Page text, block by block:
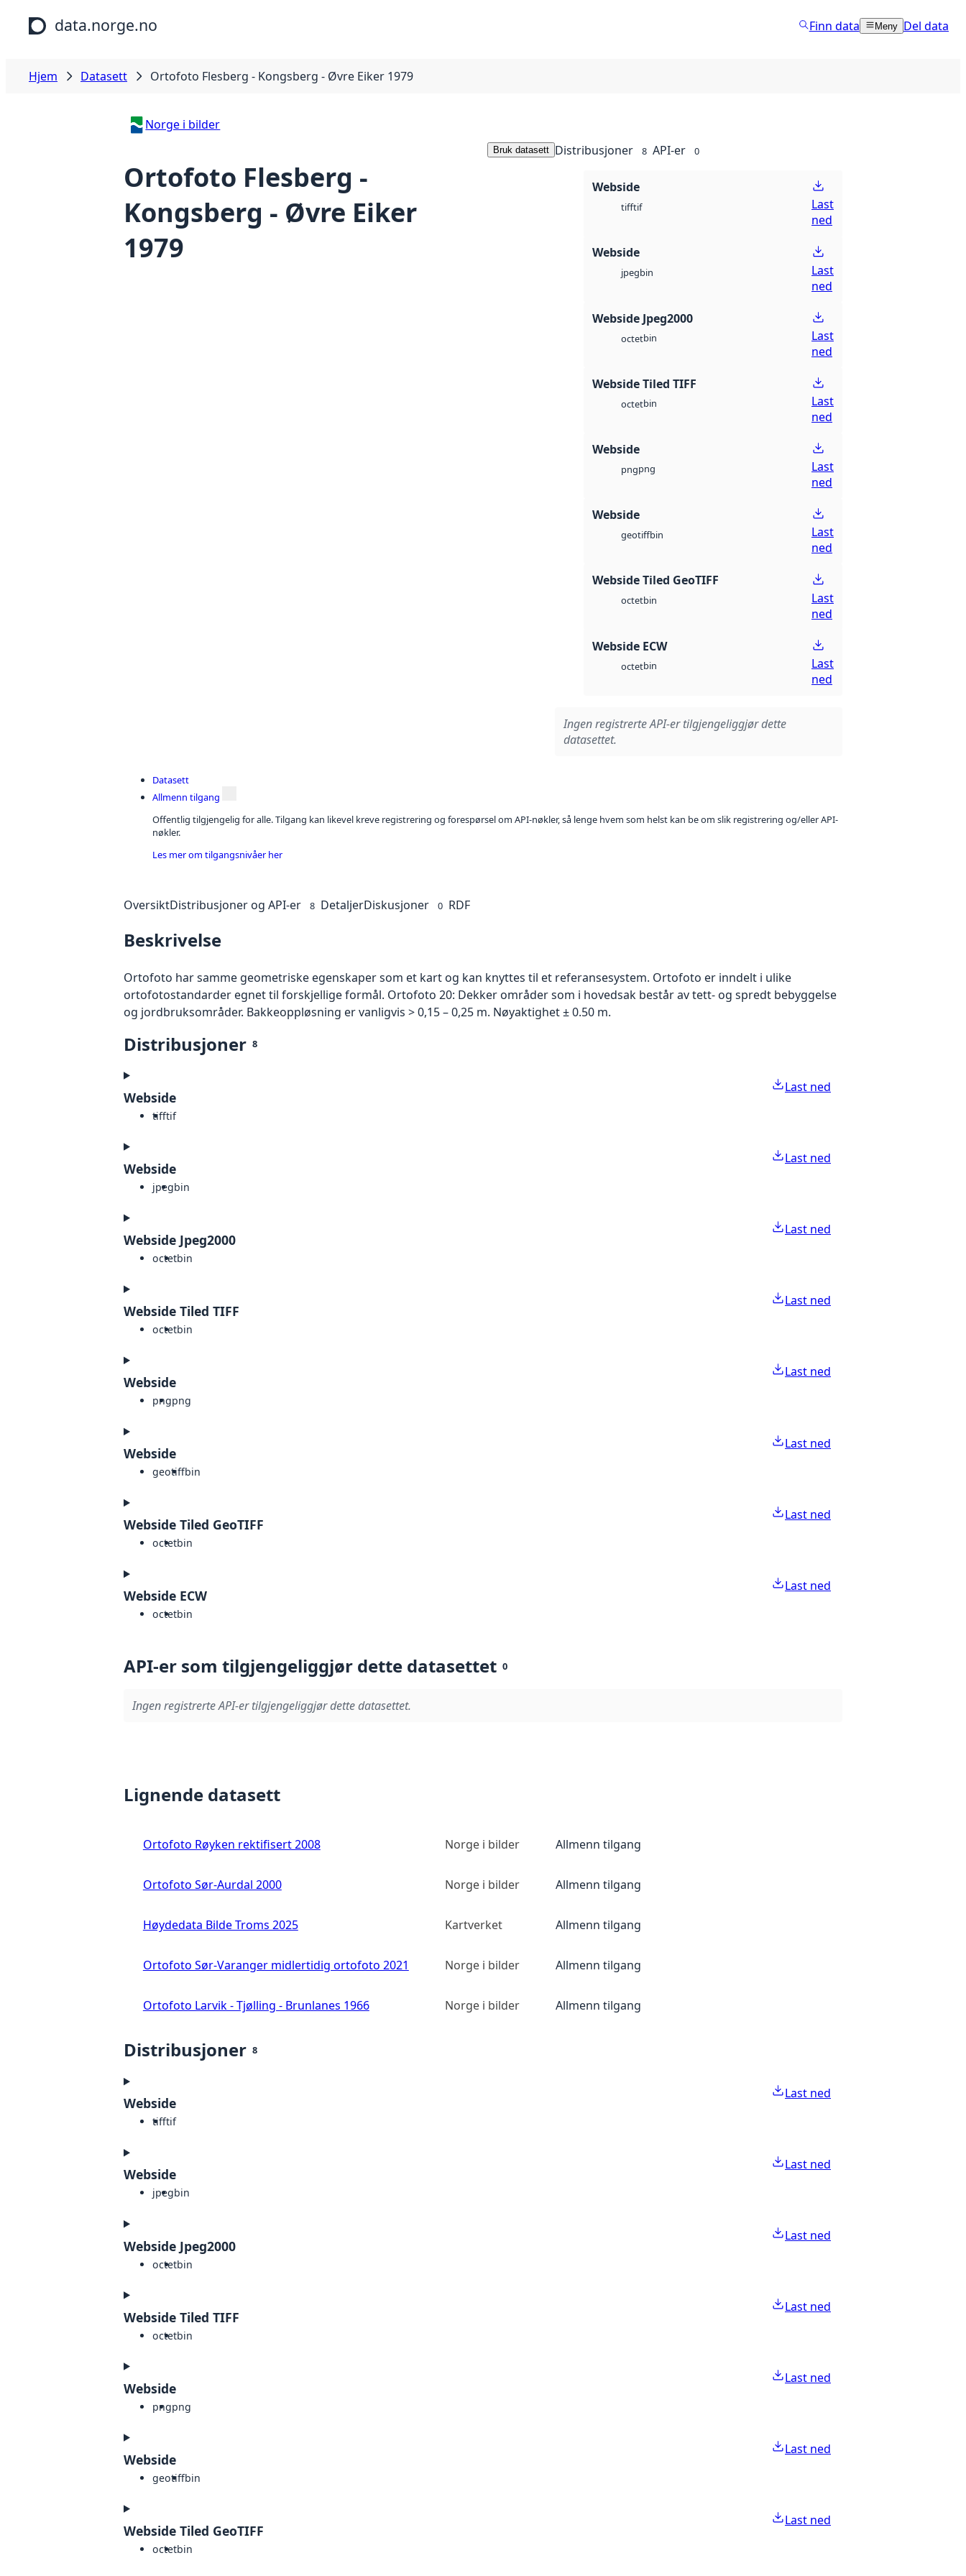
Hopp til hovedinnhold
data.norge.no Finn data Meny Del data
Hjem Datasett Ortofoto Flesberg - Kongsberg - Øvre Eiker 1979
Norge i bilder
Ortofoto Flesberg -
Kongsberg - Øvre Eiker
1979
Bruk datasett Distribusjoner 8 API-er 0
Webside
tifftif
Last
ned
Webside
jpegbin
Last
ned
Webside Jpeg2000
octetbin
Last
ned
Webside Tiled TIFF
octetbin
Last
ned
Webside
pngpng
Last
ned
Webside
geotiffbin
Last
ned
Webside Tiled GeoTIFF
octetbin
Last
ned
Webside ECW
octetbin
Last
ned
Ingen registrerte API-er tilgjengeliggjør dette
datasettet.
Datasett
Allmenn tilgang
Offentlig tilgjengelig for alle. Tilgang kan likevel kreve registrering og forespørsel om API-nøkler, så lenge hvem som helst kan be om slik registrering og/eller API-
nøkler.
Les mer om tilgangsnivåer her
OversiktDistribusjoner og API-er 8 DetaljerDiskusjoner 0 RDF
Beskrivelse
Ortofoto har samme geometriske egenskaper som et kart og kan knyttes til et referansesystem. Ortofoto er inndelt i ulike
ortofotostandarder egnet til forskjellige formål. Ortofoto 20: Dekker områder som i hovedsak består av tett- og spredt bebyggelse
og jordbruksområder. Bakkeoppløsning er vanligvis > 0,15 – 0,25 m. Nøyaktighet ± 0.50 m.
Distribusjoner 8
Webside
tifftif
Last ned
Webside
jpegbin
Last ned
Webside Jpeg2000
octetbin
Last ned
Webside Tiled TIFF
octetbin
Last ned
Webside
pngpng
Last ned
Webside
geotiffbin
Last ned
Webside Tiled GeoTIFF
octetbin
Last ned
Webside ECW
octetbin
Last ned
API-er som tilgjengeliggjør dette datasettet 0
Ingen registrerte API-er tilgjengeliggjør dette datasettet.
Lignende datasett
Ortofoto Røyken rektifisert 2008 Norge i bilder Allmenn tilgang
Ortofoto Sør-Aurdal 2000 Norge i bilder Allmenn tilgang
Høydedata Bilde Troms 2025 Kartverket Allmenn tilgang
Ortofoto Sør-Varanger midlertidig ortofoto 2021 Norge i bilder Allmenn tilgang
Ortofoto Larvik - Tjølling - Brunlanes 1966 Norge i bilder Allmenn tilgang
Distribusjoner 8
Webside
tifftif
Last ned
Webside
jpegbin
Last ned
Webside Jpeg2000
octetbin
Last ned
Webside Tiled TIFF
octetbin
Last ned
Webside
pngpng
Last ned
Webside
geotiffbin
Last ned
Webside Tiled GeoTIFF
octetbin
Last ned